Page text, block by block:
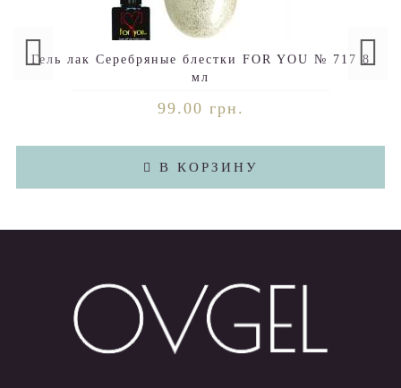
Гель лак Серебряные блестки FOR YOU № 717 8
мл
99.00 грн.
В КОРЗИНУ